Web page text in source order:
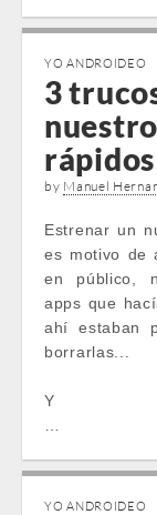
YO ANDROIDEO
3
rápidos
by Manuel
Estrenar un
es motivo de
en público,
apps que
ahí estaban
borrarlas...
Y
YO ANDROIDEO